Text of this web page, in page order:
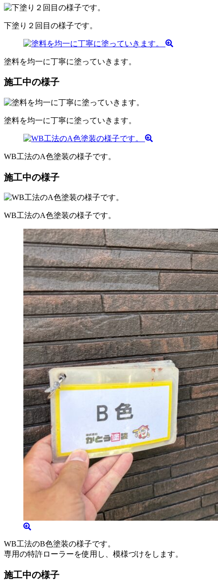
下塗り２回目の様子です。
塗料を均一に丁寧に塗っていきます。
施工中の様子
塗料を均一に丁寧に塗っていきます。
WB工法のA色塗装の様子です。
施工中の様子
WB工法のA色塗装の様子です。
WB工法のB色塗装の様子です。
専用の特許ローラーを使用し、模様づけをします。
施工中の様子